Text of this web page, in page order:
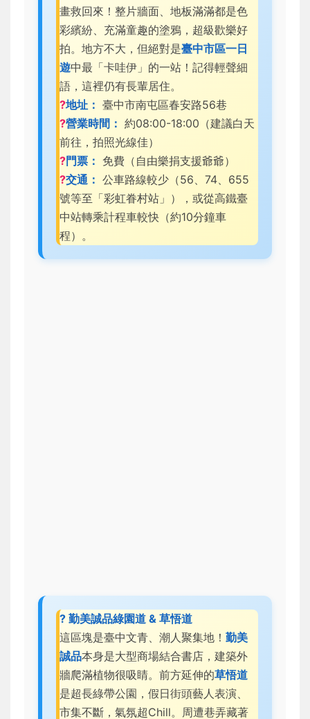
畫救回來！整片牆面、地板滿滿都是色
彩繽紛、充滿童趣的塗鴉，超級歡樂好
拍。地方不大，但絕對是臺中市區一日
遊中最「卡哇伊」的一站！記得輕聲細
語，這裡仍有長輩居住。
?地址： 臺中市南屯區春安路56巷
?營業時間： 約08:00-18:00（建議白天
前往，拍照光線佳）
?門票： 免費（自由樂捐支援爺爺）
?交通： 公車路線較少（56、74、655
號等至「彩虹眷村站」），或從高鐵臺
中站轉乘計程車較快（約10分鐘車
程）。
? 勤美誠品綠園道 & 草悟道
這區塊是臺中文青、潮人聚集地！ 勤美
誠品本身是大型商場結合書店，建築外
牆爬滿植物很吸睛。前方延伸的草悟道
是超長綠帶公園，假日街頭藝人表演、
市集不斷，氣氛超Chill。周遭巷弄藏著